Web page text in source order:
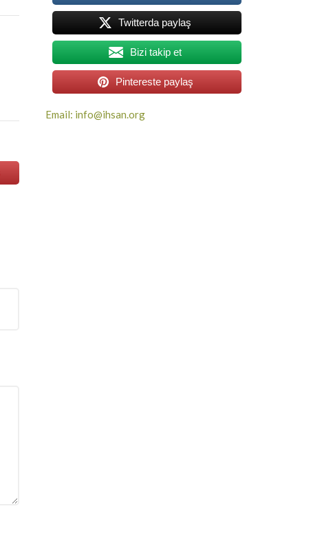
Twitterda paylaş
Bizi takip et
Pintereste paylaş
Email: info@ihsan.org